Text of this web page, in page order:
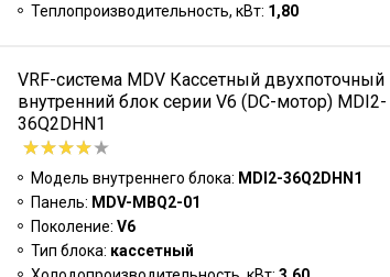
Теплопроизводительность, кВт: 1,80
VRF-система MDV Кассетный двухпоточный
внутренний блок серии V6 (DC-мотор) MDI2-
36Q2DHN1
Модель внутреннего блока: MDI2-36Q2DHN1
Панель: MDV-MBQ2-01
Поколение: V6
Тип блока: кассетный